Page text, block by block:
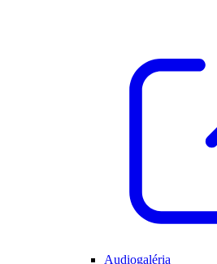
Audiogaléria